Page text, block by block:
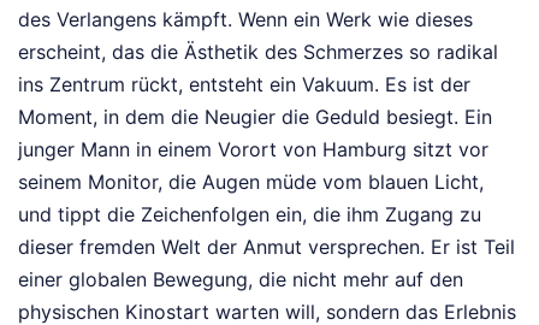
des Verlangens kämpft. Wenn ein Werk wie dieses
erscheint, das die Ästhetik des Schmerzes so radikal
ins Zentrum rückt, entsteht ein Vakuum. Es ist der
Moment, in dem die Neugier die Geduld besiegt. Ein
junger Mann in einem Vorort von Hamburg sitzt vor
seinem Monitor, die Augen müde vom blauen Licht,
und tippt die Zeichenfolgen ein, die ihm Zugang zu
dieser fremden Welt der Anmut versprechen. Er ist Teil
einer globalen Bewegung, die nicht mehr auf den
physischen Kinostart warten will, sondern das Erlebnis